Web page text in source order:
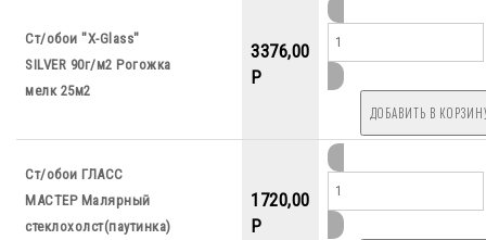
Ст/обои "X-Glass"
SILVER 90г/м2 Рогожка
мелк 25м2
3376,00
P
Ст/обои ГЛАСС
МАСТЕР Малярный
стеклохолст(паутинка)
1720,00
P